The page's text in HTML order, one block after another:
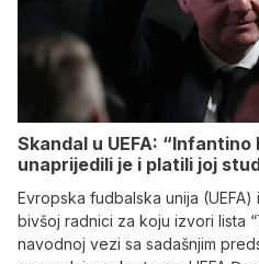
Skandal u UEFA:
unaprijedili je i platili joj
Evropska fudbalska unija
bivšoj radnici za koju izvori lista
navodnoj vezi sa sadašnjim